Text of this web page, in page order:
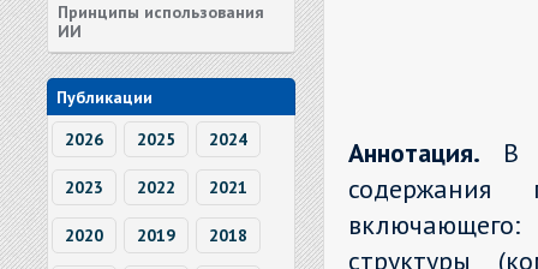
Принципы использования
ИИ
Публикации
2026
2025 2024
2023 2022 2021
2020 2019 2018
Аннотация. В
содержания
структуры